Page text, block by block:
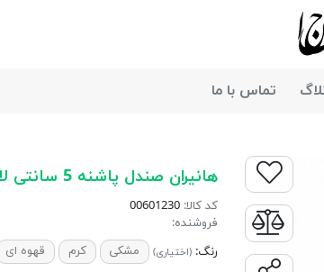
تماس با ما
هانيران صندل پاشنه 5 سانتی لا انگشتی
کد کالا: 00601230
فروشنده:
رنگ: (اختیاری) مشکی کرم قهوه ای